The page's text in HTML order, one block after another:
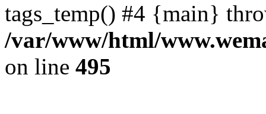
tags_temp() #4 {main}
/var/www/html/
on line 495